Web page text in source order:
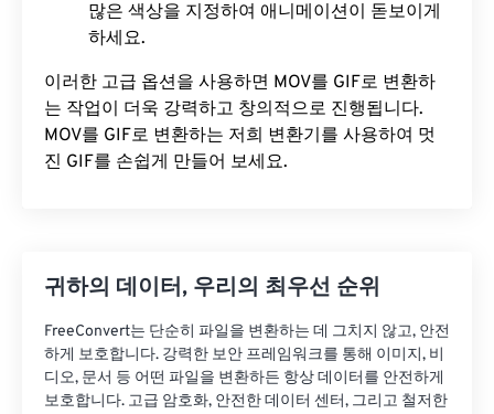
많은 색상을 지정하여 애니메이션이 돋보이게
하세요.
이러한 고급 옵션을 사용하면 MOV를 GIF로 변환하
는 작업이 더욱 강력하고 창의적으로 진행됩니다.
MOV를 GIF로 변환하는 저희 변환기를 사용하여 멋
진 GIF를 손쉽게 만들어 보세요.
귀하의 데이터, 우리의 최우선 순위
FreeConvert는 단순히 파일을 변환하는 데 그치지 않고, 안전
하게 보호합니다. 강력한 보안 프레임워크를 통해 이미지, 비
디오, 문서 등 어떤 파일을 변환하든 항상 데이터를 안전하게
보호합니다. 고급 암호화, 안전한 데이터 센터, 그리고 철저한